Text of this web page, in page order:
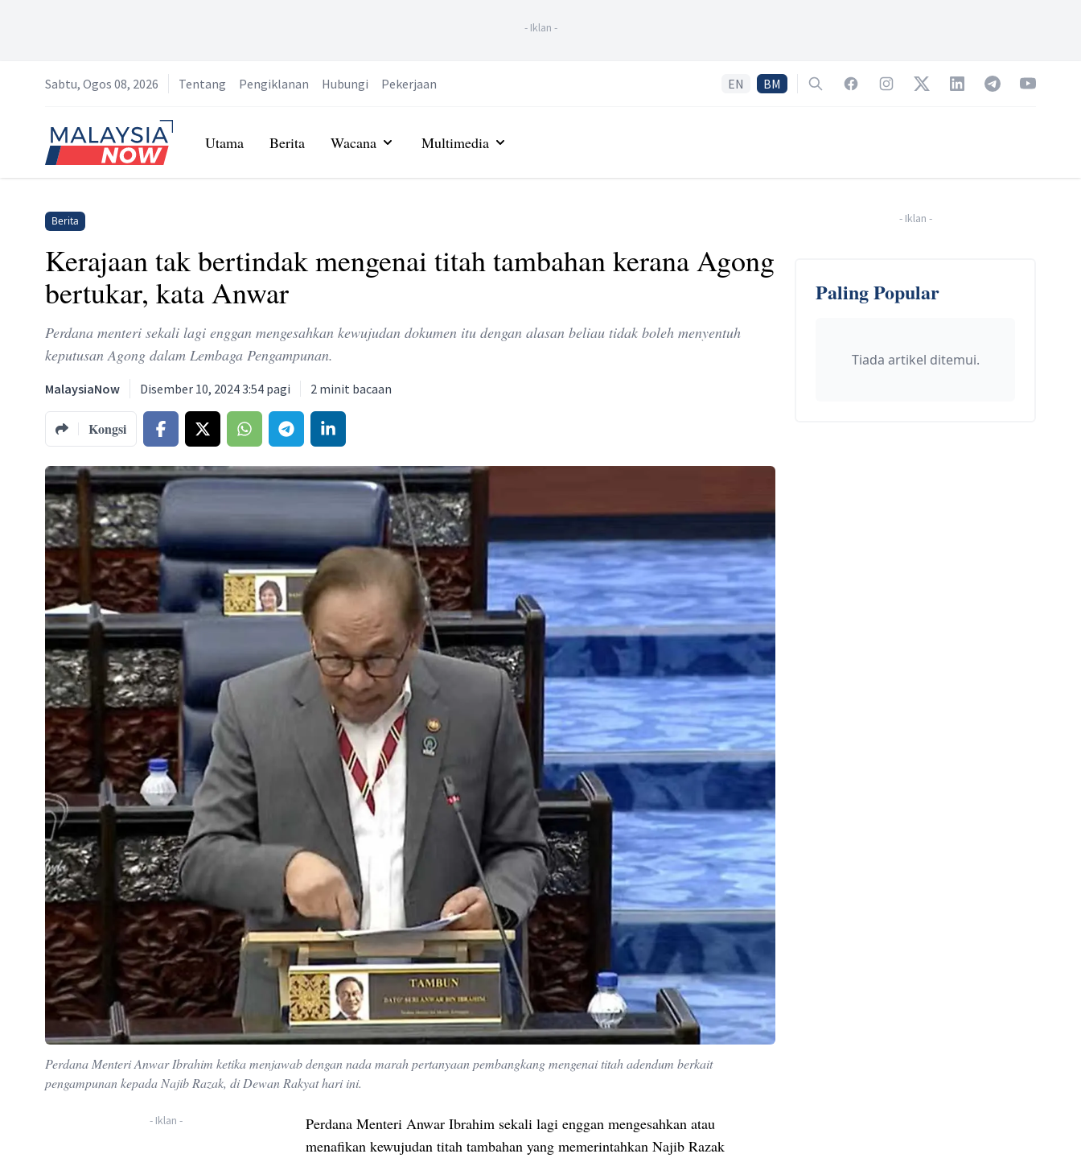
- Iklan -
Sabtu, Ogos 08, 2026 Tentang Pengiklanan Hubungi Pekerjaan EN BM SearchFacebookInstagramTwitterLinkedInTelegramYouTube
Home
Utama Berita Wacana Multimedia
Berita
Kerajaan tak bertindak mengenai titah tambahan kerana Agong
bertukar, kata Anwar
Perdana menteri sekali lagi enggan mengesahkan kewujudan dokumen itu dengan alasan beliau tidak boleh menyentuh
keputusan Agong dalam Lembaga Pengampunan.
MalaysiaNow Disember 10, 2024 3:54 pagi 2 minit bacaan
Kongsi
Perdana Menteri Anwar Ibrahim ketika menjawab dengan nada marah pertanyaan pembangkang mengenai titah adendum berkait
pengampunan kepada Najib Razak, di Dewan Rakyat hari ini.
- Iklan -
Perdana Menteri Anwar Ibrahim sekali lagi enggan mengesahkan atau
menafikan kewujudan titah tambahan yang memerintahkan Najib Razak
- Iklan -
Paling Popular
Tiada artikel ditemui.